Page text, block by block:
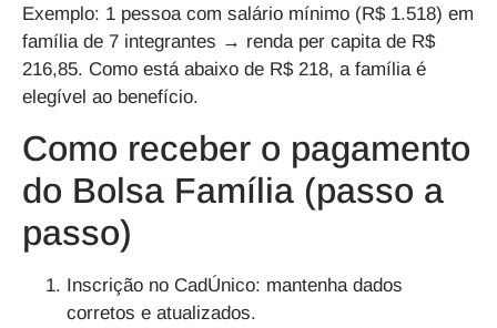
Exemplo: 1 pessoa com salário mínimo (R$ 1.518) em
família de 7 integrantes → renda per capita de R$
216,85. Como está abaixo de R$ 218, a família é
elegível ao benefício.
Como receber o pagamento
do Bolsa Família (passo a
passo)
Inscrição no CadÚnico: mantenha dados
corretos e atualizados.